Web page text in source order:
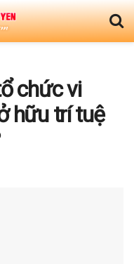
chức vi
hữu trí tuệ